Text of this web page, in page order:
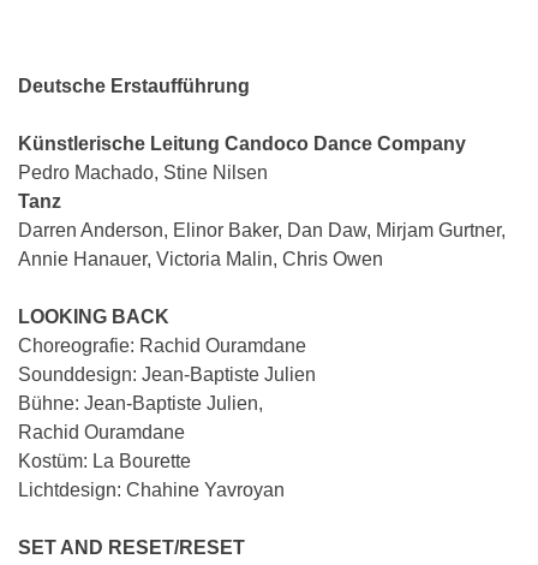
Deutsche Erstaufführung
Künstlerische Leitung Candoco Dance Company
Pedro Machado, Stine Nilsen
Tanz
Darren Anderson, Elinor Baker, Dan Daw, Mirjam Gurtner,
Annie Hanauer, Victoria Malin, Chris Owen
LOOKING BACK
Choreografie: Rachid Ouramdane
Sounddesign: Jean-Baptiste Julien
Bühne: Jean-Baptiste Julien,
Rachid Ouramdane
Kostüm: La Bourette
Lichtdesign: Chahine Yavroyan
SET AND RESET/RESET